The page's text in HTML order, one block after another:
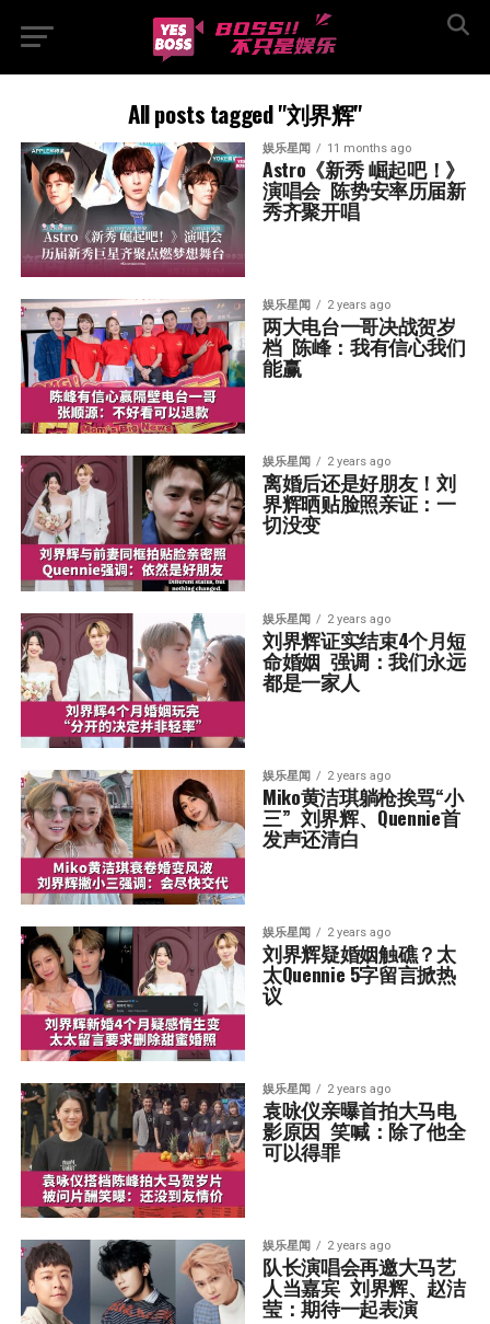
All posts tagged "刘界辉"
娱乐星闻 11 months ago
Astro《新秀 崛起吧！》
演唱会  陈势安率历届新
秀齐聚开唱
娱乐星闻 2 years ago
两大电台一哥决战贺岁
档  陈峰：我有信心我们
能赢
娱乐星闻 2 years ago
离婚后还是好朋友！刘
界辉晒贴脸照亲证：一
切没变
娱乐星闻 2 years ago
刘界辉证实结束4个月短
命婚姻  强调：我们永远
都是一家人
娱乐星闻 2 years ago
Miko黄洁琪躺枪挨骂“小
三”  刘界辉、Quennie首
发声还清白
娱乐星闻 2 years ago
刘界辉疑婚姻触礁？太
太Quennie 5字留言掀热
议
娱乐星闻 2 years ago
袁咏仪亲曝首拍大马电
影原因  笑喊：除了他全
可以得罪
娱乐星闻 2 years ago
队长演唱会再邀大马艺
人当嘉宾  刘界辉、赵洁
莹：期待一起表演